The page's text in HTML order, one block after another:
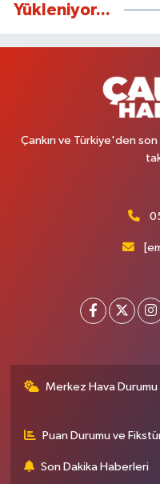
Yükleniyor...
Çankırı ve Türkiye'den
Merkez Hava Durumu
Puan Durumu ve
Son Dakika Haberleri